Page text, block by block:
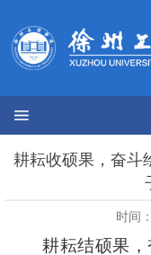
耕耘收硕果，奋
时间
耕耘结硕果